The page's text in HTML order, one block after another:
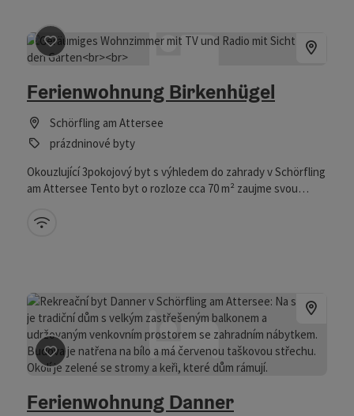
Označit příspěvek
Ferienwohnung Birkenhügel
Schörfling am Attersee
prázdninové byty
Okouzlující 3pokojový byt s výhledem do zahrady v Schörfling
am Attersee Tento byt o rozloze cca 70 m² zaujme svou
Birkenhügel v obci Schörfling.
W-LAN (zdarma)
Označit příspěvek: Ferienwohnung Danner
Ferienwohnung Danner